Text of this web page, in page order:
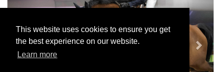
This website uses cookies to ensure you get
the best experience on our website.
Learn more
Previous Next